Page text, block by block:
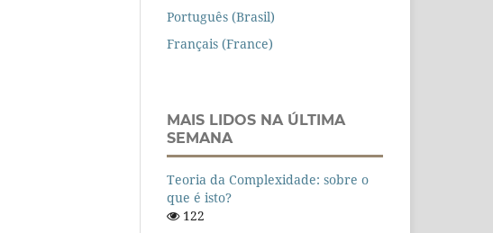
Português (Brasil)
Français (France)
MAIS LIDOS NA ÚLTIMA
SEMANA
Teoria da Complexidade: sobre o
que é isto?
122